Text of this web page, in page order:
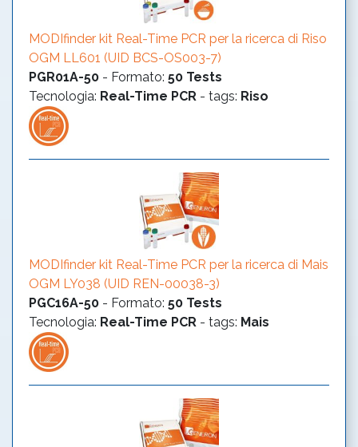
MODIfinder kit Real-Time PCR per la ricerca di Riso
OGM LL601 (UID BCS-OS003-7)
PGR01A-50 - Formato: 50 Tests
Tecnologia: Real-Time PCR - tags: Riso
MODIfinder kit Real-Time PCR per la ricerca di Mais
OGM LY038 (UID REN-00038-3)
PGC16A-50 - Formato: 50 Tests
Tecnologia: Real-Time PCR - tags: Mais